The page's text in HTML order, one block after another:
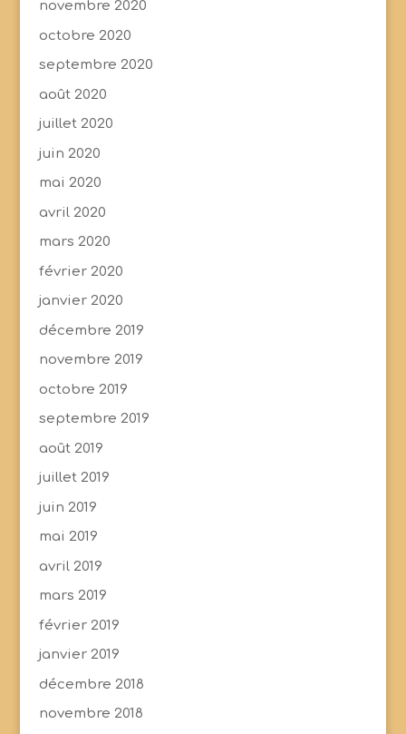
novembre 2020
octobre 2020
septembre 2020
août 2020
juillet 2020
juin 2020
mai 2020
avril 2020
mars 2020
février 2020
janvier 2020
décembre 2019
novembre 2019
octobre 2019
septembre 2019
août 2019
juillet 2019
juin 2019
mai 2019
avril 2019
mars 2019
février 2019
janvier 2019
décembre 2018
novembre 2018